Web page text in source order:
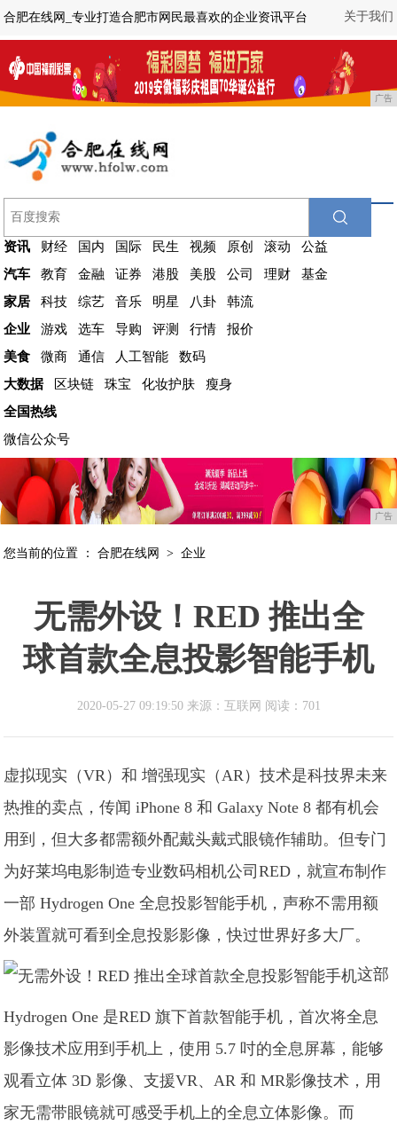
关于我们
合肥在线网_专业打造合肥市网民最喜欢的企业资讯平台
广告
资讯 财经 国内 国际 民生 视频 原创 滚动
公益
汽车
教育 金融 证券 港股 美股 公司 理财
基金
家居
科技 综艺 音乐 明星 八卦
韩流
企业
游戏 选车 导购 评测 行情
报价
美食
微商 通信 人工智能
数码
大数据
区块链 珠宝 化妆护肤
瘦身
全国热线
微信公众号
广告
您当前的位置 ：合肥在线网 >企业
无需外设！RED 推出全
球首款全息投影智能手机
2020-05-27 09:19:50 来源：互联网 阅读：701
虚拟现实（VR）和 增强现实（AR）技术是科技界未来
热推的卖点，传闻 iPhone 8 和 Galaxy Note 8 都有机会
用到，但大多都需额外配戴头戴式眼镜作辅助。但专门
为好莱坞电影制造专业数码相机公司RED，就宣布制作
一部 Hydrogen One 全息投影智能手机，声称不需用额
外装置就可看到全息投影影像，快过世界好多大厂。
这部
Hydrogen One 是RED 旗下首款智能手机，首次将全息
影像技术应用到手机上，使用 5.7 吋的全息屏幕，能够
观看立体 3D 影像、支援VR、AR 和 MR影像技术，用
家无需带眼镜就可感受手机上的全息立体影像。而